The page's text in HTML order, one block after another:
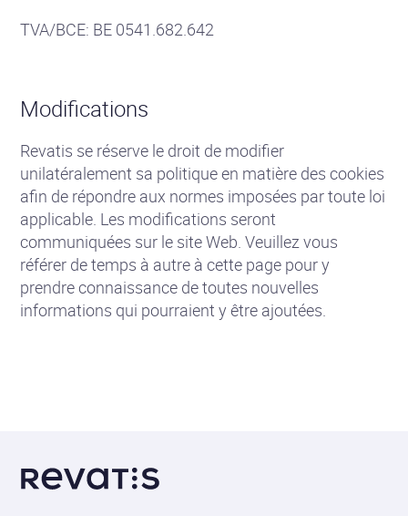
TVA/BCE: BE 0541.682.642
Modifications
Revatis se réserve le droit de modifier
unilatéralement sa politique en matière des cookies
afin de répondre aux normes imposées par toute loi
applicable. Les modifications seront
communiquées sur le site Web. Veuillez vous
référer de temps à autre à cette page pour y
prendre connaissance de toutes nouvelles
informations qui pourraient y être ajoutées.
plus
Revatis